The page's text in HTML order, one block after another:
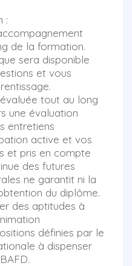
:
de la formation.
sera disponible
et vous
tout au long
une évaluation
entretiens
active et vos
et pris en compte
des futures
ne garantit ni la
du diplôme.
des aptitudes à
définies par le
à dispenser